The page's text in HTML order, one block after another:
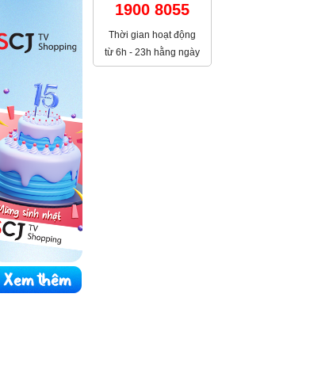
1900 8055
Thời gian hoạt động
từ 6h - 23h hằng ngày